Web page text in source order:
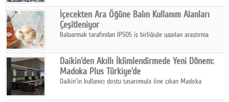
ettiriyor.
İçecekten Ara Öğüne Balın Kullanım Alanları
Çeşitleniyor
Balparmak tarafından IPSOS iş birliğiyle yapılan araştırma
ıhlamur gibi içeceklerde tercih ettiğini ortaya koyuyor.
Daikin'den Akıllı İklimlendirmede Yeni Dönem:
Madoka Plus Türkiye'de
Daikin'in kullanıcı dostu tasarımıyla öne çıkan Madoka
kontrol ünitesi Madoka Plus Türkiye'de satışa sunuldu.